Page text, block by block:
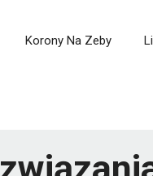
Korony Na Zeby